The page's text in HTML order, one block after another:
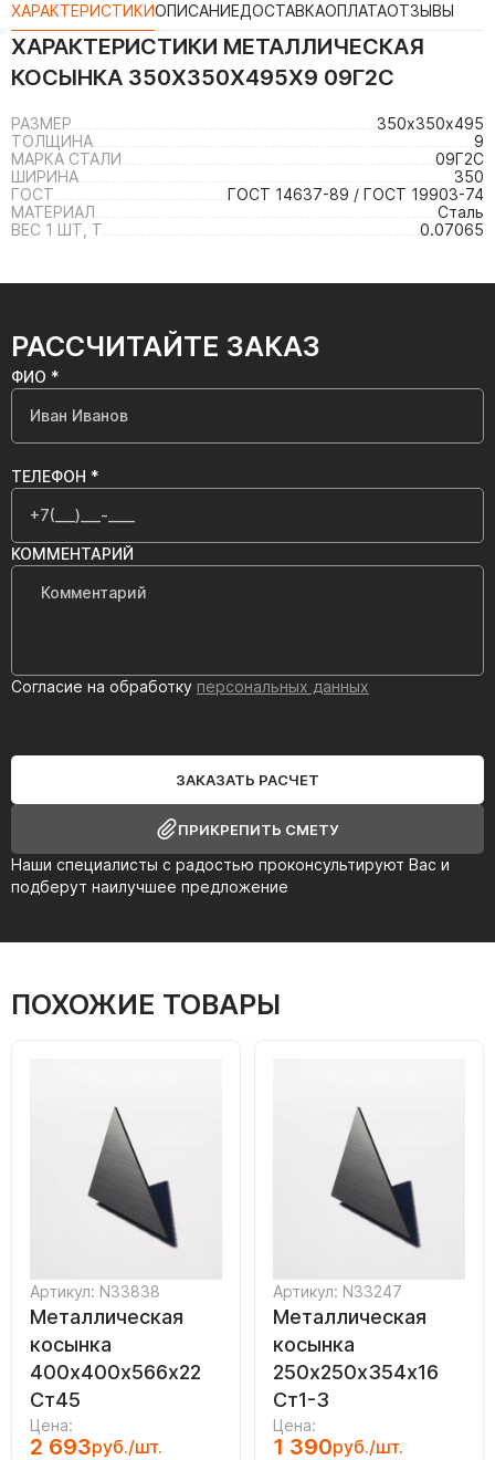
ХАРАКТЕРИСТИКИОПИСАНИЕДОСТАВКАОПЛАТАОТЗЫВЫ
ХАРАКТЕРИСТИКИ МЕТАЛЛИЧЕСКАЯ
КОСЫНКА 350Х350Х495Х9 09Г2С
РАЗМЕР
350х350х495
ТОЛЩИНА
9
МАРКА СТАЛИ
09Г2С
ШИРИНА
350
ГОСТ
ГОСТ 14637-89 / ГОСТ 19903-74
МАТЕРИАЛ
Сталь
ВЕС 1 ШТ, Т
0.07065
РАССЧИТАЙТЕ ЗАКАЗ
Наши специалисты с радостью проконсультируют Вас и
подберут наилучшее предложение
ФИО *
ТЕЛЕФОН *
КОММЕНТАРИЙ
Согласие на обработку персональных данных
ЗАКАЗАТЬ РАСЧЕТ
ПРИКРЕПИТЬ СМЕТУ
ПОХОЖИЕ ТОВАРЫ
Артикул: N33838
Металлическая
косынка
400х400х566х22
Ст45
Цена:
2 693руб./шт.
Артикул: N33247
Металлическая
косынка
250х250х354х16
Ст1-3
Цена:
1 390руб./шт.